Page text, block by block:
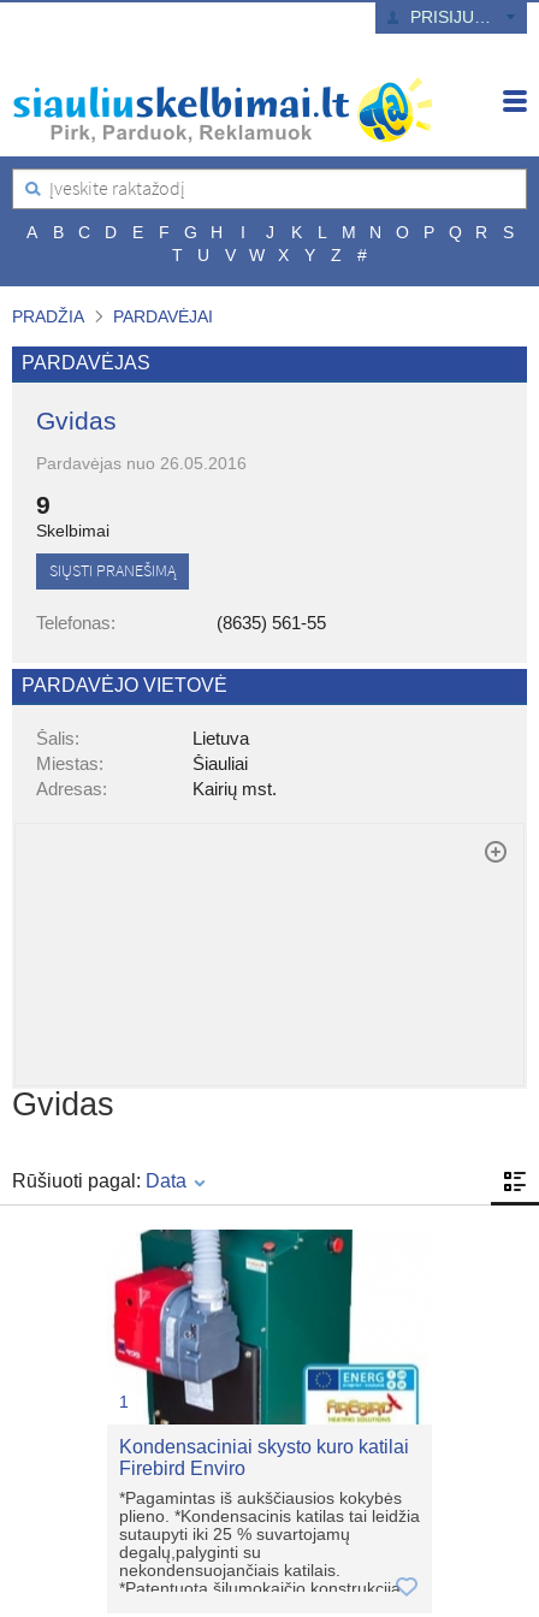
A B C D E F G H I J K L M N O P Q R
S
T
U V W X Y Z #
PRADŽIA PARDAVĖJAI
PARDAVĖJAS
Gvidas
Pardavėjas nuo 26.05.2016
9
Skelbimai
SIŲSTI PRANEŠIMĄ
Telefonas (8635) 561-55
PARDAVĖJO VIETOVĖ
Šalis
Lietuva
Miestas
Šiauliai
Adresas
Kairių mst.
Gvidas
Rūšiuoti pagal: Data
1
Kondensaciniai skysto kuro katilai
Firebird Enviro
*Pagamintas iš aukščiausios kokybės
plieno. *Kondensacinis katilas tai leidžia
sutaupyti iki 25 % suvartojamų
degalų,palyginti su
nekondensuojančiais katilais.
*Patentuota šilumokaičio konstrukcija.